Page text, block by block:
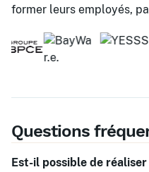
former leurs employés,
Questions
Est-il possible de